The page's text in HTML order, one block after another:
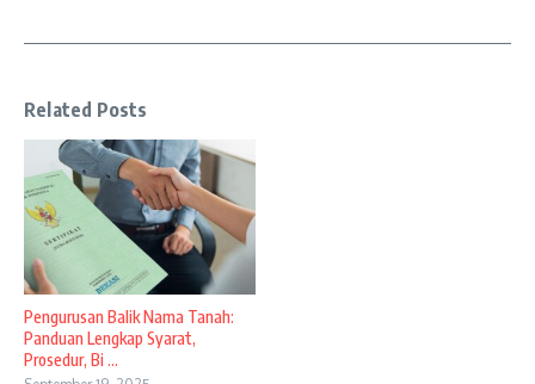
Related Posts
Pengurusan Balik Nama Tanah:
Panduan Lengkap Syarat,
Prosedur, Bi ...